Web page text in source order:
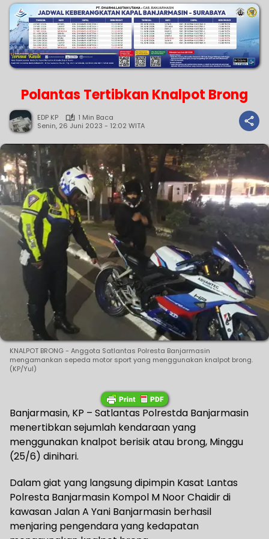
Polantas Tertibkan Knalpot Brong
EDP KP
1 Min Baca
Senin, 26 Juni 2023 - 12:02 WITA
KNALPOT BRONG - Anggota Satlantas Polresta Banjarmasin
mengamankan sepeda motor sport yang menggunakan knalpot brong.
(KP/Yul)
Banjarmasin, KP – Satlantas Polrestda Banjarmasin
menertibkan sejumlah kendaraan yang
menggunakan knalpot berisik atau brong, Minggu
(25/6) dinihari.
Dalam giat yang langsung dipimpin Kasat Lantas
Polresta Banjarmasin Kompol M Noor Chaidir di
kawasan Jalan A Yani Banjarmasin berhasil
menjaring pengendara yang kedapatan